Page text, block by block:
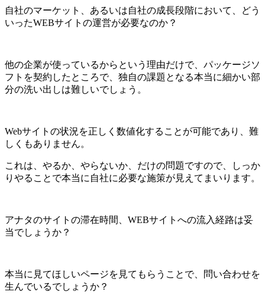
自社のマーケット、あるいは自社の成長段階において、どう
いったWEBサイトの運営が必要なのか？
他の企業が使っているからという理由だけで、パッケージソ
フトを契約したところで、独自の課題となる本当に細かい部
分の洗い出しは難しいでしょう。
Webサイトの状況を正しく数値化することが可能であり、難
しくもありません。
これは、やるか、やらないか、だけの問題ですので、しっか
りやることで本当に自社に必要な施策が見えてまいります。
アナタのサイトの滞在時間、WEBサイトへの流入経路は妥
当でしょうか？
本当に見てほしいページを見てもらうことで、問い合わせを
生んでいるでしょうか？